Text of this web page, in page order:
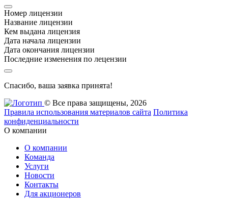
Номер лицензии
Название лицензии
Кем выдана лицензия
Дата начала лицензии
Дата окончания лицензии
Последние изменения по лецензии
Спасибо, ваша заявка принята!
© Все права защищены, 2026
Правила использования материалов сайта Политика
конфиденциальности
О компании
О компании
Команда
Услуги
Новости
Контакты
Для акционеров